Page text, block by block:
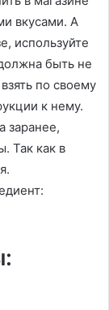
вкусами. А
используйте
быть не
по своему
к нему.
заранее,
Так как в